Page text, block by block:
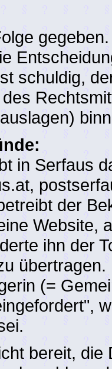
schuldig,
in Serfaus
der
Website,
ihn der
(=
bereit,